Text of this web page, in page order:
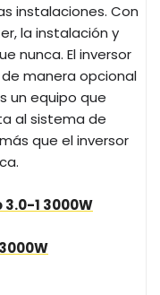
instalaciones. Con
la instalación y
nunca. El inversor
manera opcional
un equipo que
al sistema de
que el inversor
1 3000W